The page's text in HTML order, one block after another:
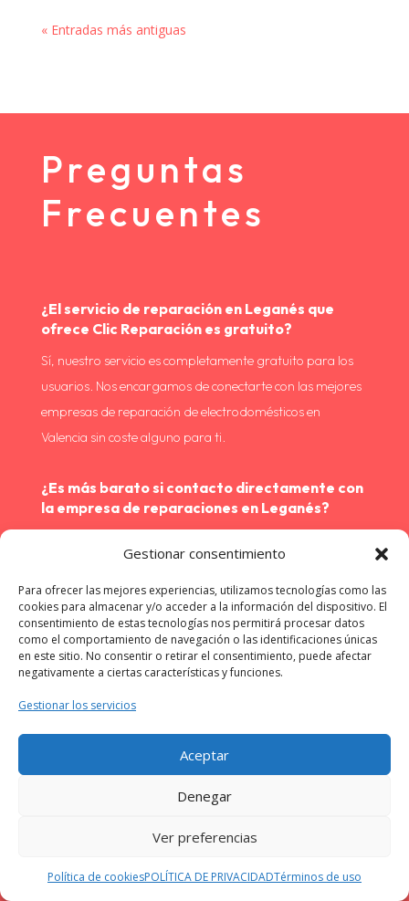
Gestionar consentimiento
Para ofrecer las mejores experiencias, utilizamos tecnologías como las
cookies para almacenar y/o acceder a la información del dispositivo. El
consentimiento de estas tecnologías nos permitirá procesar datos
como el comportamiento de navegación o las identificaciones únicas
en este sitio. No consentir o retirar el consentimiento, puede afectar
negativamente a ciertas características y funciones.
Gestionar los servicios
Aceptar
Denegar
Ver preferencias
Política de cookiesPOLÍTICA DE PRIVACIDADTérminos de uso
« Entradas más antiguas
Preguntas
Frecuentes
¿El servicio de reparación en Leganés que
ofrece Clic Reparación es gratuito?
Sí, nuestro servicio es completamente gratuito para los
usuarios. Nos encargamos de conectarte con las mejores
empresas de reparación de electrodomésticos en
Valencia sin coste alguno para ti.
¿Es más barato si contacto directamente con
la empresa de reparaciones en Leganés?
exclusivas para nuestros clientes. Además, te beneficias
de la seguridad y la calidad garantizadas por nuestra
selección de proveedores.
reparación de mi electrodoméstico?
ponerte en contacto tanto con la empresa que realizó el
servicio como con nuestro equipo de atención al cliente.
inconveniente y asegurarnos de que recibas el mejor
servicio posible.